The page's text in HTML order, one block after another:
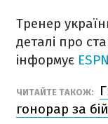
Тренер
деталі про
інформує ESPN
ЧИТАЙТЕ ТАКОЖ:
гонорар за